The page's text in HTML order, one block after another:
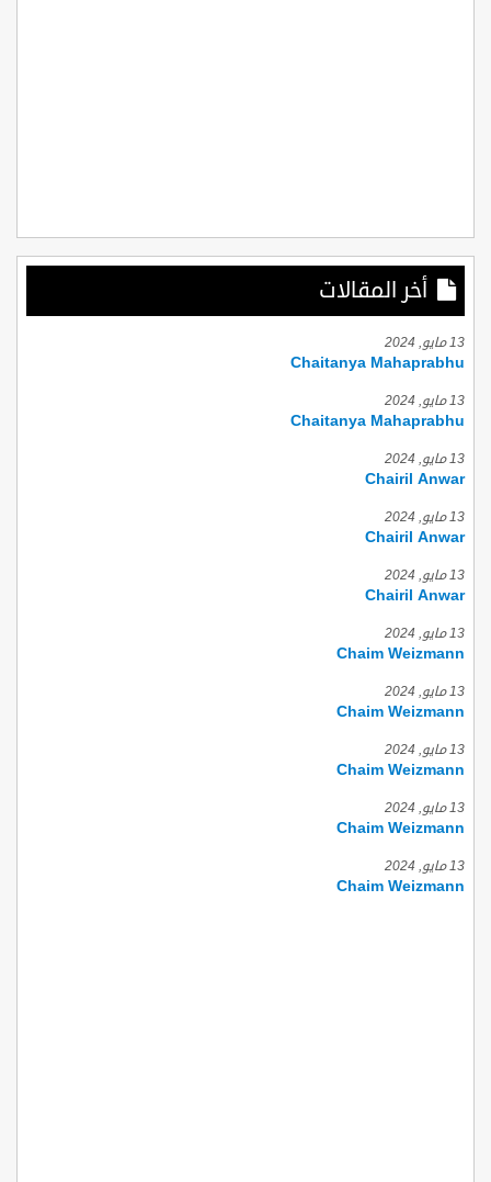
أخر المقالات
13 مايو, 2024
Chaitanya Mahaprabhu
13 مايو, 2024
Chaitanya Mahaprabhu
13 مايو, 2024
Chairil Anwar
13 مايو, 2024
Chairil Anwar
13 مايو, 2024
Chairil Anwar
13 مايو, 2024
Chaim Weizmann
13 مايو, 2024
Chaim Weizmann
13 مايو, 2024
Chaim Weizmann
13 مايو, 2024
Chaim Weizmann
13 مايو, 2024
Chaim Weizmann